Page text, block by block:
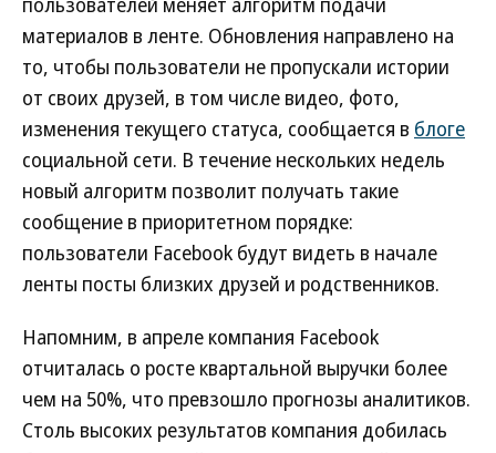
материалов в ленте. Обновления направлено на
то, чтобы пользователи не пропускали истории
от своих друзей, в том числе видео, фото,
изменения текущего статуса, сообщается в блоге
социальной сети. В течение нескольких недель
новый алгоритм позволит получать такие
сообщение в приоритетном порядке:
пользователи Facebook будут видеть в начале
ленты посты близких друзей и родственников.
Напомним, в апреле компания Facebook
отчиталась о росте квартальной выручки более
чем на 50%, что превзошло прогнозы аналитиков.
Столь высоких результатов компания добилась